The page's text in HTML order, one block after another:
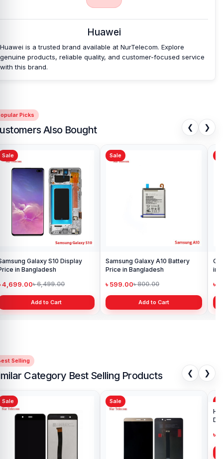
Huawei
Huawei is a trusted brand available at NurTelecom. Explore
genuine products, reliable quality, and customer-focused service
with this brand.
Picks
Also Bought ❮ ❯
Sale
Galaxy S10 Display
in Bangladesh
4,699.00৳ 6,499.00
Add to Cart
Sale
Samsung Galaxy A10 Battery
Price in Bangladesh
৳ 599.00৳ 800.00
Add to Cart
in
৳
Selling
Category Best Selling Products ❮ ❯
Sale Sale